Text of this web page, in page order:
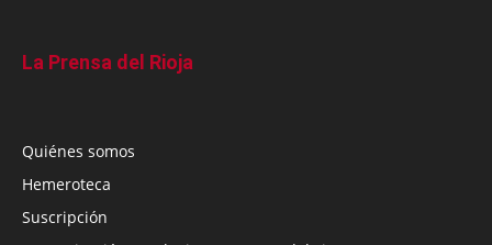
La Prensa del Rioja
Quiénes somos
Hemeroteca
Suscripción